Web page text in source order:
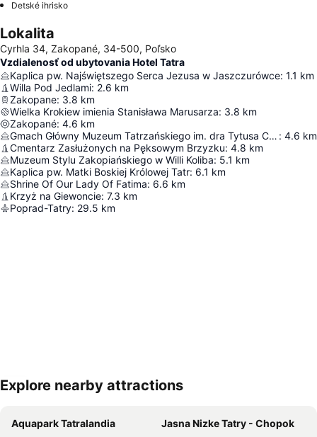
Detské ihrisko
Lokalita
Cyrhla 34, Zakopané, 34-500, Poľsko
Vzdialenosť od ubytovania Hotel Tatra
Kaplica pw. Najświętszego Serca Jezusa w Jaszczurówce: 1.1 km
Willa Pod Jedlami: 2.6 km
Zakopane: 3.8 km
Wielka Krokiew imienia Stanisława Marusarza: 3.8 km
Zakopané: 4.6 km
Gmach Główny Muzeum Tatrzańskiego im. dra Tytusa Chałubińskiego : 4.6 km
Cmentarz Zasłużonych na Pęksowym Brzyzku: 4.8 km
Muzeum Stylu Zakopiańskiego w Willi Koliba: 5.1 km
Kaplica pw. Matki Boskiej Królowej Tatr: 6.1 km
Shrine Of Our Lady Of Fatima: 6.6 km
Krzyż na Giewoncie: 7.3 km
Poprad-Tatry: 29.5 km
Explore nearby attractions
Aquapark Tatralandia
Jasna Nizke Tatry - Chopok